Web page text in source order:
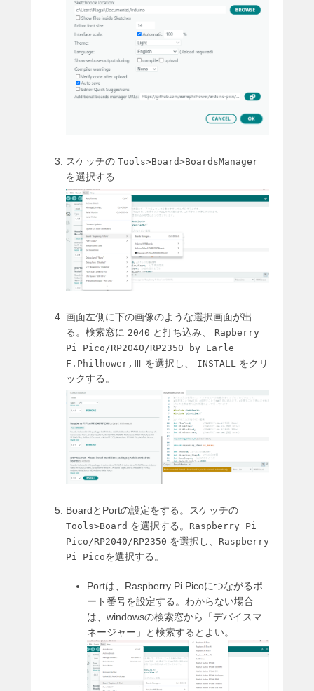
スケッチの Tools>Board>BoardsManager
を選択する
画面左側に下の画像のような選択画面が出
る。検索窓に 2040 と打ち込み、 Rapberry
Pi Pico/RP2040/RP2350 by Earle
F.Philhower,Ⅲ を選択し、 INSTALL
をクリ
ックする。
BoardとPortの設定をする。スケッチの
Tools>Board を選択する。 Raspberry Pi
Pico/RP2040/RP2350 を選択し、 Raspberry
Pi Picoを選択する。
Portは、Raspberry Pi Picoにつながるポ
ート番号を設定する。わからない場合
は、windowsの検索窓から「デバイスマ
ネージャー」と検索するとよい。